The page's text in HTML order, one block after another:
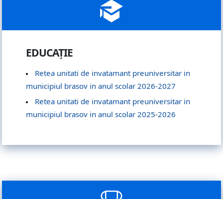
EDUCAȚIE
Retea unitati de invatamant preuniversitar in
municipiul brasov in anul scolar 2026-2027
Retea unitati de invatamant preuniversitar in
municipiul brasov in anul scolar 2025-2026